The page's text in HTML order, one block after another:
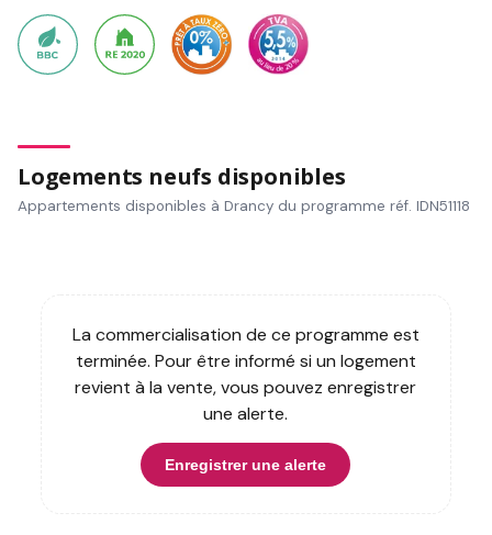
Logements neufs disponibles
Appartements disponibles à Drancy du programme réf. IDN51118
La commercialisation de ce programme est
terminée. Pour être informé si un logement
revient à la vente, vous pouvez enregistrer
une alerte.
Enregistrer une alerte